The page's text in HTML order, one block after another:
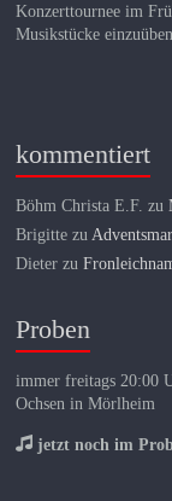
Konzerttournee im
Musikstücke
kommentiert
Böhm Christa E.F. zu
Brigitte zu
Dieter zu
Proben
immer freitags 20:00
Ochsen in Mörlheim
jetzt noch im